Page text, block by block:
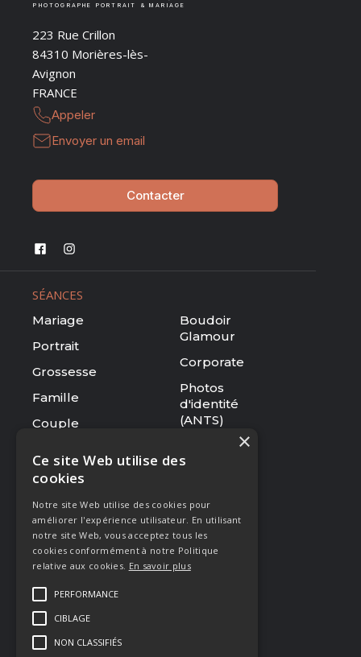
PHOTOGRAPHE PORTRAIT & MARIAGE
223 Rue Crillon
84310 Morières-lès-
Avignon
FRANCE
Appeler
Envoyer un email
Contacter
SÉANCES
Mariage
Portrait
Grossesse
Famille
Couple
Boudoir
Glamour
Corporate
Photos
d'identité
(ANTS)
RESSOURCES
Le studio
Galerie
Blog
Mentions légales
CGV
Presse & Distinctions
Ce site Web utilise des
cookies
Notre site Web utilise des cookies pour
améliorer l'expérience utilisateur. En utilisant
notre site Web, vous acceptez tous les
cookies conformément à notre Politique
relative aux cookies. En savoir plus
PERFORMANCE
CIBLAGE
NON CLASSIFIÉS
×